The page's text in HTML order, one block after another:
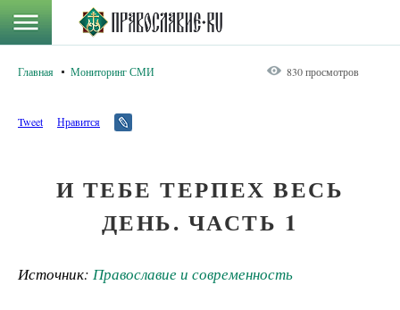
Главная Мониторинг СМИ 830 просмотров
Tweet Нравится
И ТЕБЕ ТЕРПЕХ ВЕСЬ
ДЕНЬ. ЧАСТЬ 1
Источник: Православие и современность